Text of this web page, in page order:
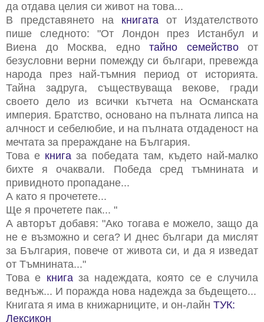
да отдава целия си живот на това...
В представянето на книгата от Издателството
пише следното: "От Лондон през Истанбул и
Виена до Москва, едно тайно семействоот
безусловни верни помежду си българи, превежда
народа през най-тъмния период от историята.
Тайна задруга, съществуваща векове, гради
своето дело из всички кътчета на Османската
империя. Братство, основано на пълната липса на
алчност и себелюбие, и на пълната отдаденост на
мечтата за прераждане на България.
Това е книга за победата там, където най-малко
бихте я очаквали. Победа сред тъмнината и
привидното пропадане...
А като я прочетете...
Ще я прочетете пак... "
А авторът добавя: "Ако тогава е можело, защо да
не е възможно и сега? И днес българи да мислят
за България, повече от живота си, и да я изведат
от Тъмнината..."
Това е книгаза надеждата, която се е случила
веднъж... И поражда нова надежда за бъдещето...
Книгата я има в книжарниците, и он-лайн ТУК:
Лексикон